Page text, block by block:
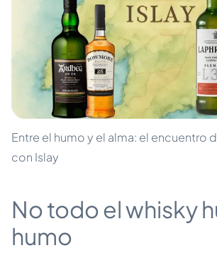
Entre el humo y el alma: el encuentro
con Islay
No todo el whisky
humo